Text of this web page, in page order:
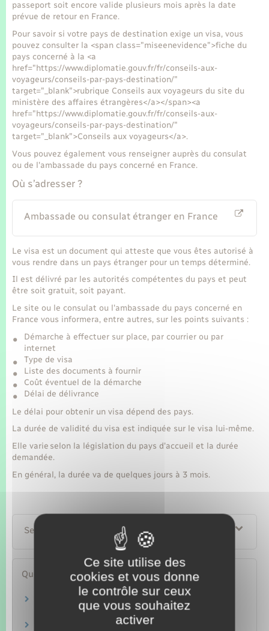
passeport soit encore valide plusieurs mois après la date
prévue de retour en France.
Pour savoir si votre pays de destination exige un visa, vous
pouvez consulter la <span class="miseenevidence">fiche du
pays concerné à la <a
href="https://www.diplomatie.gouv.fr/fr/conseils-aux-
voyageurs/conseils-par-pays-destination/"
target="_blank">rubrique Conseils aux voyageurs du site du
ministère des affaires étrangères</a></span><a
href="https://www.diplomatie.gouv.fr/fr/conseils-aux-
voyageurs/conseils-par-pays-destination/"
target="_blank">Conseils aux voyageurs</a>.
Vous pouvez également vous renseigner auprès du consulat
ou de l'ambassade du pays concerné en France.
Où s’adresser ?
Ambassade ou consulat étranger en France
Le visa est un document qui atteste que vous êtes autorisé à
vous rendre dans un pays étranger pour un temps déterminé.
Il est délivré par les autorités compétentes du pays et peut
être soit gratuit, soit payant.
Le site ou le consulat ou l'ambassade du pays concerné en
France vous informera, entre autres, sur les points suivants :
Démarche à effectuer sur place, par courrier ou par
internet
Type de visa
Liste des documents à fournir
Coût éventuel de la démarche
Délai de délivrance
Le délai pour obtenir un visa dépend des pays.
La durée de validité du visa est indiquée sur le visa lui-même.
Elle varie selon la législation du pays d'accueil et la durée
demandée.
En général, la durée va de quelques jours à 3 mois.
Services en ligne et formulaires
Questions ? Réponses !
Avec quels documents un Français peut-il se
rendre au Royaume-Uni ?
Peut-on avoir deux passeports ?
Ce site utilise des
cookies et vous donne
le contrôle sur ceux
que vous souhaitez
activer